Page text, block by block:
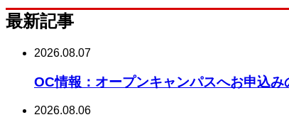
最新記事
2026.08.07
OC情報：オープンキャンパスへお申込
2026.08.06